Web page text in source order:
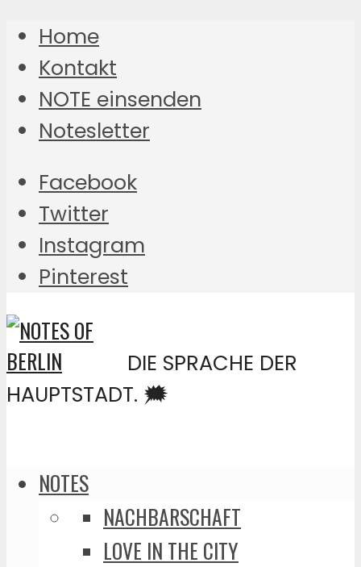
Home
Kontakt
NOTE einsenden
Notesletter
Facebook
Twitter
Instagram
Pinterest
DIE SPRACHE DER
HAUPTSTADT. 🗯️
NOTES
NACHBARSCHAFT
LOVE IN THE CITY